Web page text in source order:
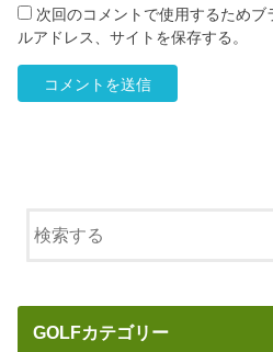
次回のコメントで使用するため
ルアドレス、サイトを保存する。
GOLFカテゴリー